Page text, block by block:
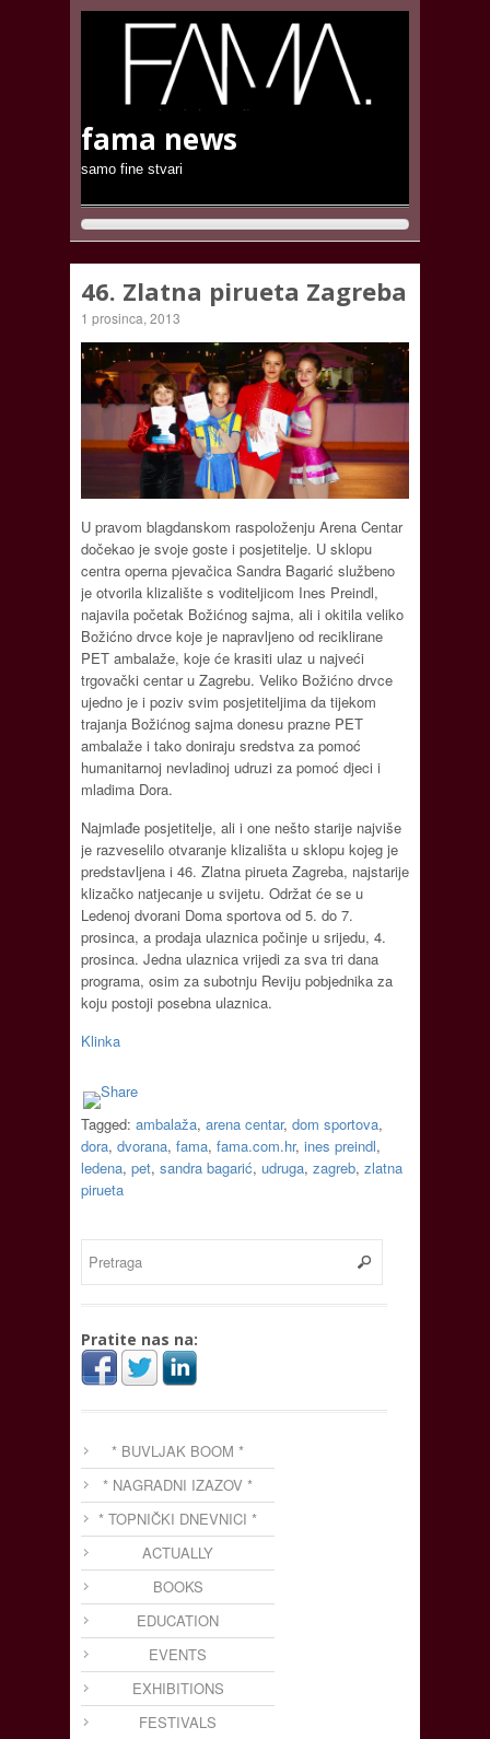
fama news
samo fine stvari
46. Zlatna pirueta Zagreba
1 prosinca, 2013
U pravom blagdanskom raspoloženju Arena Centar
dočekao je svoje goste i posjetitelje. U sklopu
centra operna pjevačica Sandra Bagarić službeno
je otvorila klizalište s voditeljicom Ines Preindl,
najavila početak Božićnog sajma, ali i okitila veliko
Božićno drvce koje je napravljeno od reciklirane
PET ambalaže, koje će krasiti ulaz u najveći
trgovački centar u Zagrebu. Veliko Božićno drvce
ujedno je i poziv svim posjetiteljima da tijekom
trajanja Božićnog sajma donesu prazne PET
ambalaže i tako doniraju sredstva za pomoć
humanitarnoj nevladinoj udruzi za pomoć djeci i
mladima Dora.
Najmlađe posjetitelje, ali i one nešto starije najviše
je razveselilo otvaranje klizališta u sklopu kojeg je
predstavljena i 46. Zlatna pirueta Zagreba, najstarije
klizačko natjecanje u svijetu. Održat će se u
Ledenoj dvorani Doma sportova od 5. do 7.
prosinca, a prodaja ulaznica počinje u srijedu, 4.
prosinca. Jedna ulaznica vrijedi za sva tri dana
programa, osim za subotnju Reviju pobjednika za
koju postoji posebna ulaznica.
Klinka
Tagged: ambalaža, arena centar, dom sportova,
dora, dvorana, fama, fama.com.hr, ines preindl,
ledena, pet, sandra bagarić, udruga, zagreb, zlatna
pirueta
Pratite nas na:
* BUVLJAK BOOM *
* NAGRADNI IZAZOV *
* TOPNIČKI DNEVNICI *
ACTUALLY
BOOKS
EDUCATION
EVENTS
EXHIBITIONS
FESTIVALS